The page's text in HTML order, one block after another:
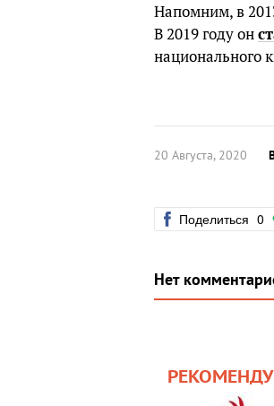
Напомним, в
В 2019 году он
национального
20 Августа, 2020
Поделиться 0
Нет